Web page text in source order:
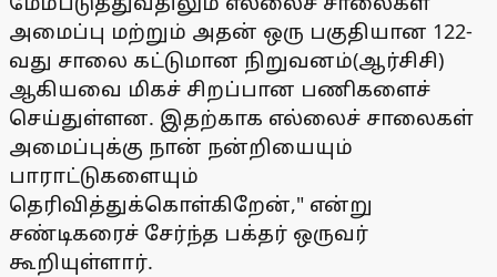
அமைப்பு மற்றும் அதன் ஒரு பகுதியான 122-
வது சாலை கட்டுமான நிறுவனம்(ஆர்சிசி)
ஆகியவை மிகச் சிறப்பான பணிகளைச்
செய்துள்ளன. இதற்காக எல்லைச் சாலைகள்
அமைப்புக்கு நான் நன்றியையும்
பாராட்டுகளையும்
தெரிவித்துக்கொள்கிறேன்," என்று
சண்டிகரைச் சேர்ந்த பக்தர் ஒருவர்
கூறியுள்ளார்.